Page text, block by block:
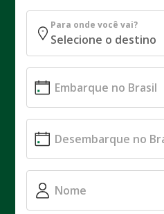
Para onde você vai?